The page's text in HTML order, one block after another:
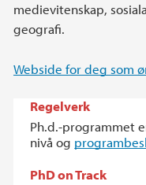
medievitenskap,
geografi.
Webside for deg som
Regelverk
Ph.d.-programmet
nivå og
PhD on Track